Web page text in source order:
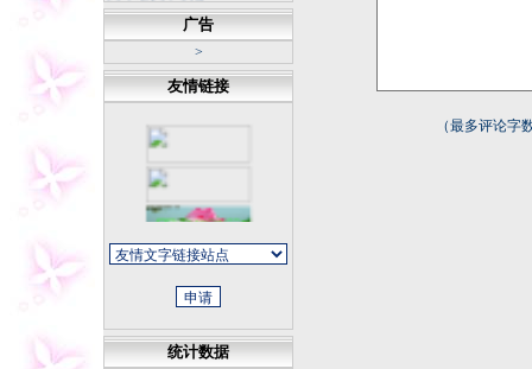
中国科幻底气来自大国重器
不断书写荒漠化防治新篇章
坚持正确的思想理念 传承中
华民族灵魂
同学老照片
福寿康宁
微信记录怎样才能成为证据
广告
>
友情链接
统计数据
（最多评论字